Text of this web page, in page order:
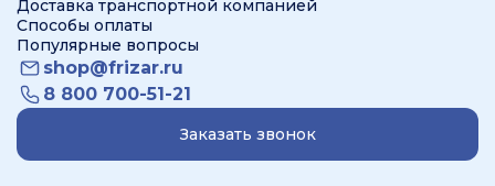
Доставка транспортной компанией
Способы оплаты
Популярные вопросы
shop@frizar.ru
8 800 700-51-21
Заказать звонок